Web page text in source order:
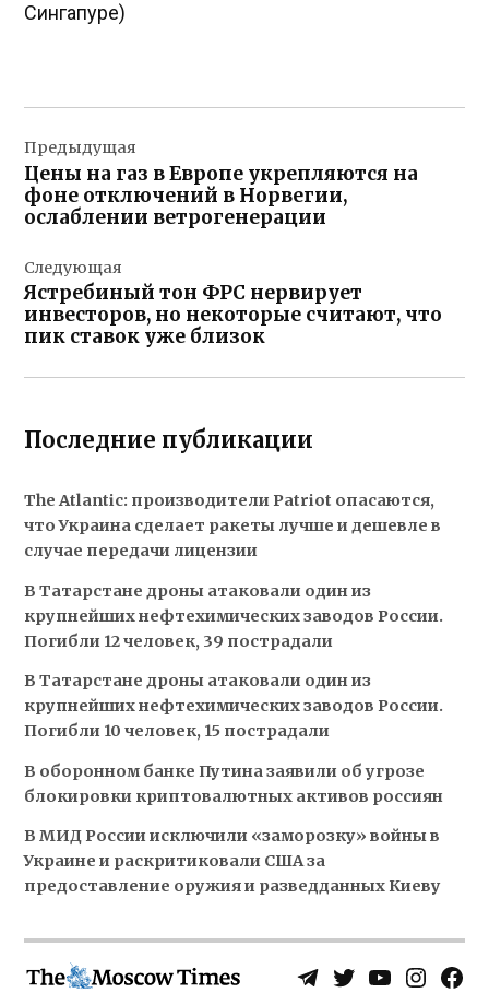
Сингапуре)
по
записям
Предыдущая
Цены на газ в Европе укрепляются на
фоне отключений в Норвегии,
ослаблении ветрогенерации
Следующая
Ястребиный тон ФРС нервирует
инвесторов, но некоторые считают, что
пик ставок уже близок
Последние публикации
The Atlantic: производители Patriot опасаются,
что Украина сделает ракеты лучше и дешевле в
случае передачи лицензии
В Татарстане дроны атаковали один из
крупнейших нефтехимических заводов России.
Погибли 12 человек, 39 пострадали
В Татарстане дроны атаковали один из
крупнейших нефтехимических заводов России.
Погибли 10 человек, 15 пострадали
В оборонном банке Путина заявили об угрозе
блокировки криптовалютных активов россиян
В МИД России исключили «заморозку» войны в
Украине и раскритиковали США за
предоставление оружия и разведданных Киеву
Telegram
TwitterYouTubeInstagram